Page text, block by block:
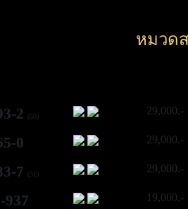
หมวด
2 (50) 29,000.-
0 29,000.-
7 (51) 29,000.-
937 19,000.-